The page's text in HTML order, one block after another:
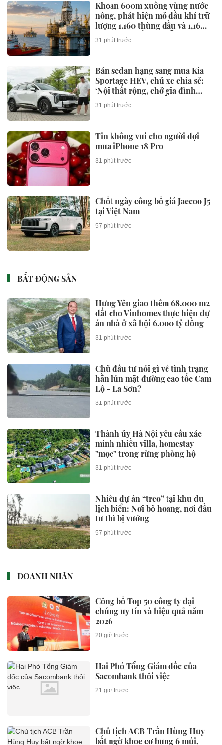
Khoan 600m xuống vùng nước
nông, phát hiện mỏ dầu khí trữ
lượng 1.160 thùng dầu và 1,16
triệu mét khối khí mỗi ngày
31 phút trước
Bán sedan hạng sang mua Kia
Sportage HEV, chủ xe chia sẻ:
‘Nội thất rộng, chở gia đình
300-500km/ngày vẫn thoải mái,
đi phố như xe điện’
31 phút trước
Tin không vui cho người đợi
mua iPhone 18 Pro
31 phút trước
Chốt ngày công bố giá Jaecoo J5
tại Việt Nam
57 phút trước
BẤT ĐỘNG SẢN
Hưng Yên giao thêm 68.000 m2
đất cho Vinhomes thực hiện dự
án nhà ở xã hội 6.000 tỷ đồng
31 phút trước
Chủ đầu tư nói gì về tình trạng
hằn lún mặt đường cao tốc Cam
Lộ - La Sơn?
31 phút trước
Thành ủy Hà Nội yêu cầu xác
minh nhiều villa, homestay
"mọc" trong rừng phòng hộ
31 phút trước
Nhiều dự án “treo” tại khu du
lịch biển: Nơi bỏ hoang, nơi đầu
tư thì bị vướng
57 phút trước
DOANH NHÂN
Công bố Top 50 công ty đại
chúng uy tín và hiệu quả năm
2026
20 giờ trước
Hai Phó Tổng Giám đốc của
Sacombank thôi việc
21 giờ trước
Chủ tịch ACB Trần Hùng Huy
bất ngờ khoe cơ bụng 6 múi,